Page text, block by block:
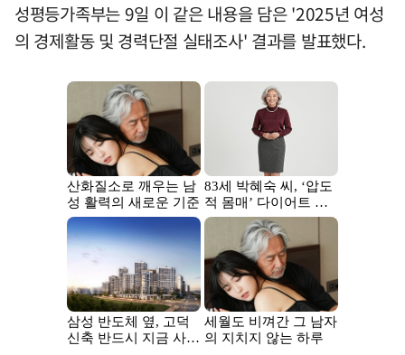
성평등가족부는 9일 이 같은 내용을 담은 '2025년 여성
의 경제활동 및 경력단절 실태조사' 결과를 발표했다.